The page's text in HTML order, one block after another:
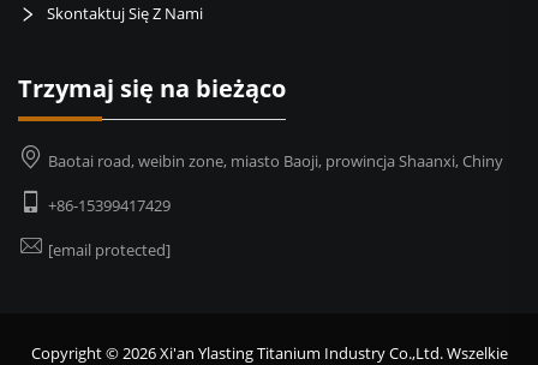
Skontaktuj Się Z Nami
Trzymaj się na bieżąco
Baotai road, weibin zone, miasto Baoji, prowincja Shaanxi, Chiny
+86-15399417429
[email protected]
Copyright © 2026 Xi'an Ylasting Titanium Industry Co.,Ltd. Wszelkie